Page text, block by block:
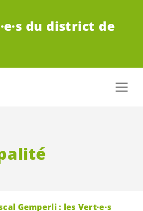
du district de
Gemperli : les Vert·e·s